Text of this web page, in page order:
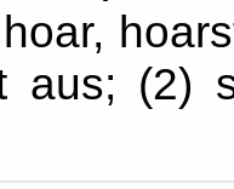
aus; (2)